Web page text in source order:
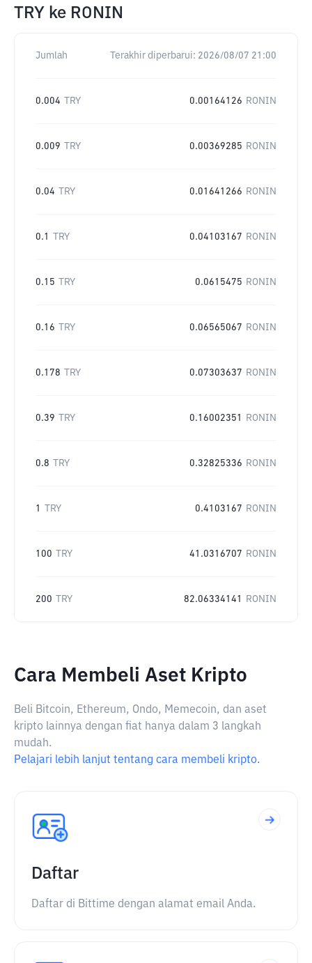
TRY ke RONIN
Jumlah Terakhir diperbarui: 2026/08/07 21:00
0.004 TRY 0.00164126 RONIN
0.009 TRY 0.00369285 RONIN
0.04 TRY 0.01641266 RONIN
0.1 TRY 0.04103167 RONIN
0.15 TRY 0.0615475 RONIN
0.16 TRY 0.06565067 RONIN
0.178 TRY 0.07303637 RONIN
0.39 TRY 0.16002351 RONIN
0.8 TRY 0.32825336 RONIN
1 TRY 0.4103167 RONIN
100 TRY 41.0316707 RONIN
200 TRY 82.06334141 RONIN
Cara Membeli Aset Kripto
Beli Bitcoin, Ethereum, Ondo, Memecoin, dan aset
kripto lainnya dengan fiat hanya dalam 3 langkah
mudah.
Pelajari lebih lanjut tentang cara membeli kripto.
Daftar
Daftar di Bittime dengan alamat email Anda.